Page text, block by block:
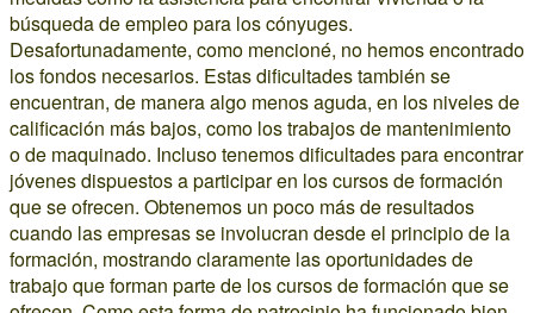
búsqueda de empleo para los cónyuges.
Desafortunadamente, como mencioné, no hemos encontrado
los fondos necesarios. Estas dificultades también se
encuentran, de manera algo menos aguda, en los niveles de
calificación más bajos, como los trabajos de mantenimiento
o de maquinado. Incluso tenemos dificultades para encontrar
jóvenes dispuestos a participar en los cursos de formación
que se ofrecen. Obtenemos un poco más de resultados
cuando las empresas se involucran desde el principio de la
formación, mostrando claramente las oportunidades de
trabajo que forman parte de los cursos de formación que se